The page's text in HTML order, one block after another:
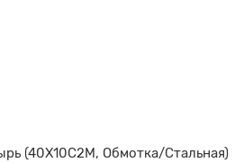
(40Х10С2М, Обмотка/Стальная)